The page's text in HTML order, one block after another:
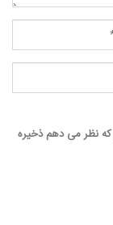
که نظر می دهم ذخیره